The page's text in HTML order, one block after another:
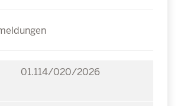
01.114/020/2026